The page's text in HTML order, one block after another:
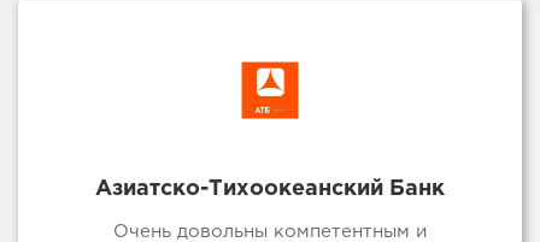
Азиатско-Тихоокеанский Банк
Очень довольны компетентным и